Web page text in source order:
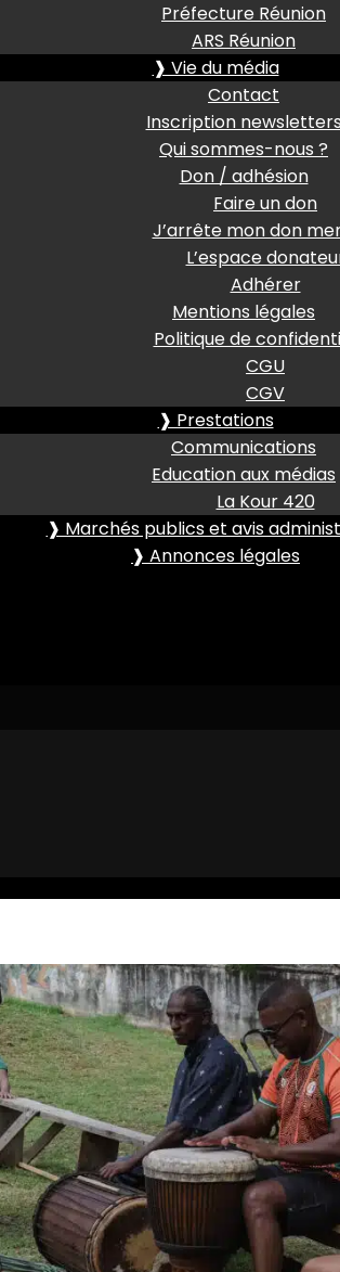
Préfecture Réunion
ARS Réunion
❱ Vie du média
Contact
Inscription newsletters
Qui sommes-nous ?
Don / adhésion
Faire un don
J’arrête mon don
L’espace
Adhérer
Mentions légales
Politique de
CGU
CGV
❱ Prestations
Communications
Education aux médias
La Kour 420
❱ Marchés publics et avis
❱ Annonces légales